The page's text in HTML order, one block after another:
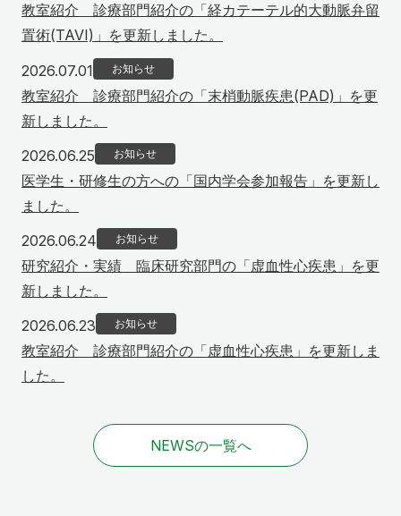
教室紹介 診療部門紹介の「経カテーテル的大動脈弁留
置術(TAVI)」を更新しました。
2026.07.01 2026年7月1日
お知らせ
教室紹介 診療部門紹介の「末梢動脈疾患(PAD)」を更
新しました。
2026.06.25 2026年6月25日
お知らせ
医学生・研修生の方への「国内学会参加報告」を更新し
ました。
2026.06.24 2026年6月24日
お知らせ
研究紹介・実績 臨床研究部門の「虚血性心疾患」を更
新しました。
2026.06.23 2026年6月23日
お知らせ
教室紹介 診療部門紹介の「虚血性心疾患」を更新しま
した。
NEWSの一覧へ